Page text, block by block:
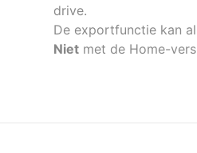
drive.
De exportfunctie kan
Niet met de Home-